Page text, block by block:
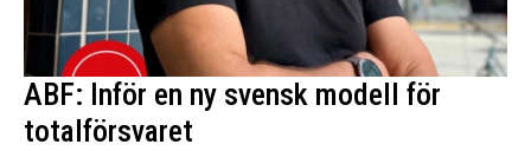
ABF: Inför en ny svensk modell för
totalförsvaret